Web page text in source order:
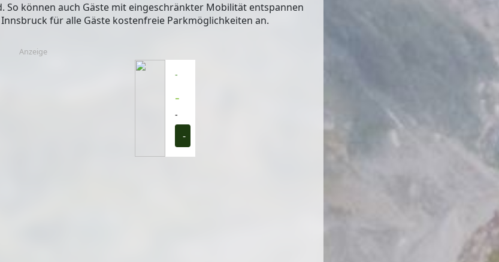
. So können auch Gäste mit eingeschränkter Mobilität entspannen
für alle Gäste kostenfreie Parkmöglichkeiten an.
Anzeige
-
-
-
-